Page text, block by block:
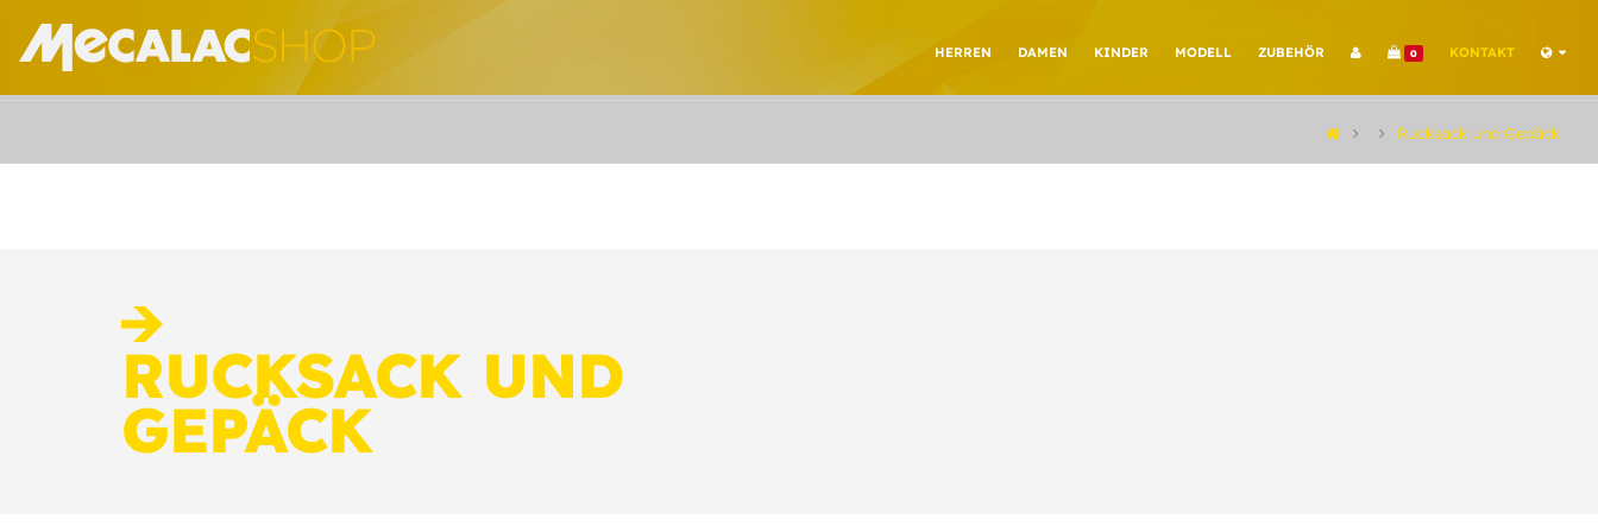
HERREN DAMEN KINDER MODELL ZUBEHÖR 0 KONTAKT
Rucksack und Gepäck
RUCKSACK UND
GEPÄCK